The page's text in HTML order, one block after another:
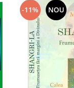
-11% NOU